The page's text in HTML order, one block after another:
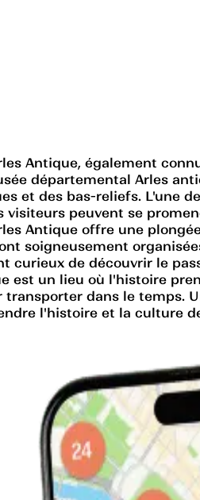
Antique, également
départemental Arles
et des bas-reliefs. L'une
visiteurs peuvent se
Antique offre une
soigneusement
curieux de découvrir le
est un lieu où l'histoire
transporter dans le temps.
l'histoire et la culture